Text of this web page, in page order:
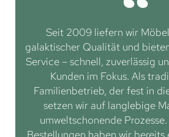
Seit 2009 liefern wir
galaktischer Qualität und
Service – schnell, zuverlässig
Kunden im Fokus. Als
Familienbetrieb, der fest in
setzen wir auf langlebige
umweltschonende